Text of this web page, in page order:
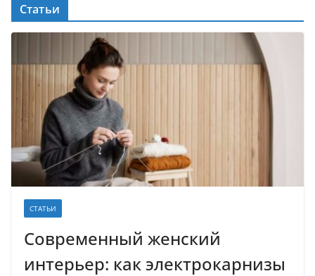
Статьи
СТАТЬИ
Современный женский
интерьер: как электрокарнизы